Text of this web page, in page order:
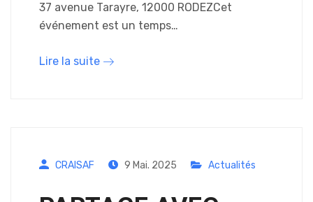
37 avenue Tarayre, 12000 RODEZCet
événement est un temps…
Lire la suite
CRAISAF 9 Mai. 2025 Actualités